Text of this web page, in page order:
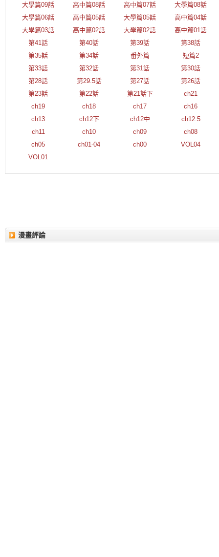
大學篇09話
高中篇08話 高中篇07話
大學篇08話
大學篇06話
高中篇05話 大學篇05話
高中篇04話
大學篇03話
高中篇02話 大學篇02話
高中篇01話
第41話
第40話 第39話
第38話
第35話
第34話 番外篇
短篇2
第33話
第32話 第31話
第30話
第28話
第29.5話 第27話
第26話
第23話
第22話 第21話下
ch21
ch19
ch18 ch17
ch16
ch13
ch12下 ch12中
ch12.5
ch11
ch10 ch09
ch08
ch05
ch01-04 ch00
VOL04
VOL01
漫畫評論